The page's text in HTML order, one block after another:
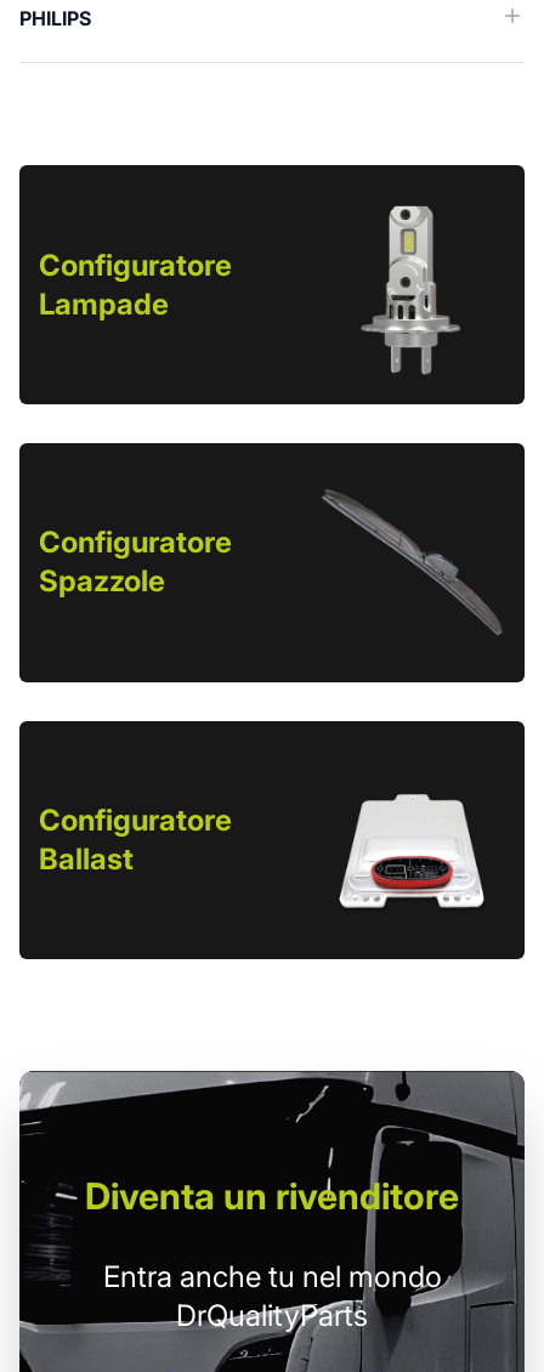
PHILIPS
Configuratore
Lampade
Configuratore
Spazzole
Configuratore
Ballast
Diventa un rivenditore
Entra anche tu nel mondo
DrQualityParts